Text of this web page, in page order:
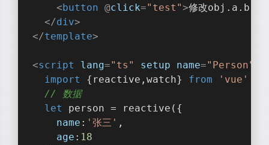
<button @click="test">修改obj.a.b.c
</div>
</template>
<script lang="ts" setup name="Person"
import
{reactive,watch} from
'vue'
// 数据
let
person = reactive({
name : '张三' ,
age : 18